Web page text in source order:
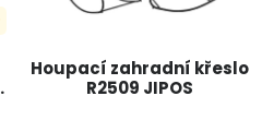
Houpací zahradní křeslo
R2509 JIPOS